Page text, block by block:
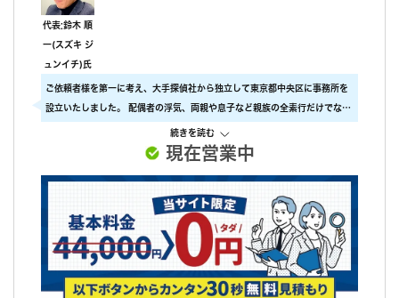
代表:鈴木 順
一(スズキ ジ
ュンイチ)氏
ご依頼者様を第一に考え、大手探偵社から独立して東京都中央区に事務所を
設立いたしました。 配偶者の浮気、両親や息子など親族の全素行だけでな
く、ストーカー行為の証拠、行方不明者の捜索、企業調査まで調査全般を承
続きを読む
現在営業中